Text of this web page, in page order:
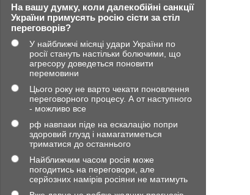
На вашу думку, коли далекобійні санкції
України примусять росію сісти за стіл
переговорів?
У найближчі місяці удари України по
росії стануть настільки болючими, що
агресору доведеться поновити
перемовини
Цього року не варто чекати поновлення
переговорного процесу. А от наступного
- можливо все
рф навпаки піде на ескалацію попри
здоровий глузд і намагатиметься
триматися до останнього
Найближчим часом росія може
погодитись на переговори, але
серйозних намірів росіяни не матимуть